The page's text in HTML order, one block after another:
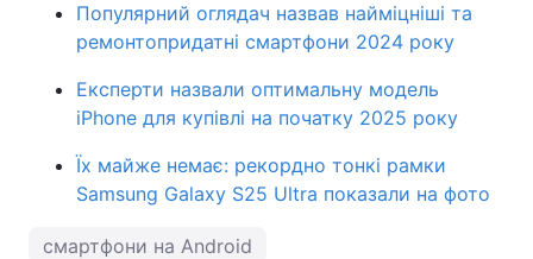
Популярний оглядач назвав найміцніші та
ремонтопридатні смартфони 2024 року
Експерти назвали оптимальну модель
iPhone для купівлі на початку 2025 року
Їх майже немає: рекордно тонкі рамки
Samsung Galaxy S25 Ultra показали на фото
смартфони на Android